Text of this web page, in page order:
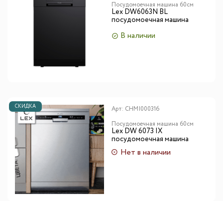
Посудомоечная машина 60см
Lex DW6063N BL
посудомоечная машина
В наличии
СКИДКА Арт: CHMI000316
Посудомоечная машина 60см
Lex DW 6073 IX
посудомоечная машина
Нет в наличии